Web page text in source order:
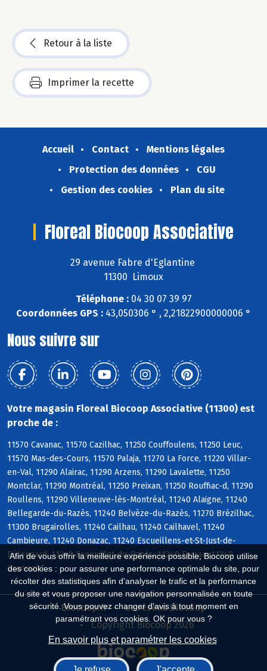
Afin de vous offrir la meilleure expérience possible, Biocoop utilise
des cookies : pour assurer une performance optimale du site, pour
récolter des statistiques afin d'analyser le trafic et la performance
du site et vous proposer une navigation personnalisée en toute
sécurité. Vous pouvez changer d'avis à tout moment en
paramétrant vos cookies. OK pour vous ?
En savoir plus et paramétrer les cookies
Retour à la liste
Imprimer la recette
Accueil Contact
Mentions légales
Protection des données
CGU
Gestion des cookies
Plan du site
Floreal Biocoop Associative
29 avenue Fabre d'Eglantine
11300 Limoux
Téléphone :04 30 07 39 97
Coordonnées GPS : 43,050306 ° , 2,21822900000006 °
Nous suivre sur
Votre magasin Floreal Biocoop Associative (11300) est
proche de :
11570 Cavanac, 11570 Cazilhac, 11250 Couffoulens, 11250 Leuc,
11570 Mas-des-Cours, 11570 Palaja, 11270 La Force, 11220 Villar-
en-Val, 11290 Alairac, 11290 Arzens, 11290 Lavalette, 11250
Montclar, 11290 Montréal, 11250 Preixan, 11250 Rouffiac-d, 11290
Roullens, 11290 Villeneuve-lès-Montréal, 11240 Alaigne, 11240
Bellegarde-du-Razès, 11240 Belvèze-du-Razès, 11270 Brézilhac,
11300 Brugairolles, 11240 Cailhau, 11240 Cailhavel, 11240
Cambieure, 11240 Donazac, 11240 Escueillens-et-St-Just-de-
Bélengard, 11240 Fenouillet-du-Razès, 11240 Ferran, 11240
Gramazie
Biocoop.fr
Le réseau Biocoop
Copyright Biocoop 2026